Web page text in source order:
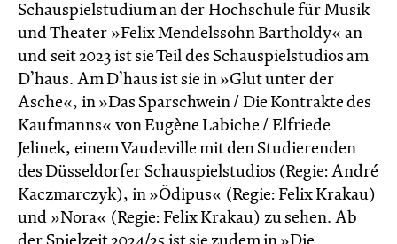
Schauspielstudium an der Hochschule für Musik
und Theater »Felix Mendelssohn Bartholdy« an
und seit 2023 ist sie Teil des Schauspielstudios am
D’haus. Am D’haus ist sie in »Glut unter der
Asche«, in »Das Sparschwein / Die Kontrakte des
Kaufmanns« von Eugène Labiche / Elfriede
Jelinek, einem Vaudeville mit den Studierenden
des Düsseldorfer Schauspielstudios (Regie: André
Kaczmarczyk), in »Ödipus« (Regie: Felix Krakau)
und »Nora« (Regie: Felix Krakau) zu sehen. Ab